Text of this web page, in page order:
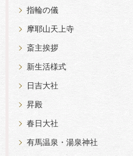
指輪の儀
摩耶山天上寺
斎主挨拶
新生活様式
日吉大社
昇殿
春日大社
有馬温泉・湯泉神社